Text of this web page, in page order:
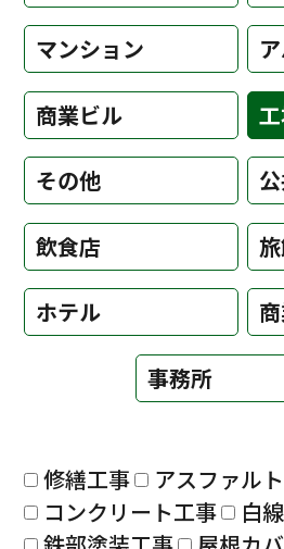
マンション
商業ビル
その他
飲食店
ホテル
事務所
修繕工事
アスファル
コンクリート工事
白